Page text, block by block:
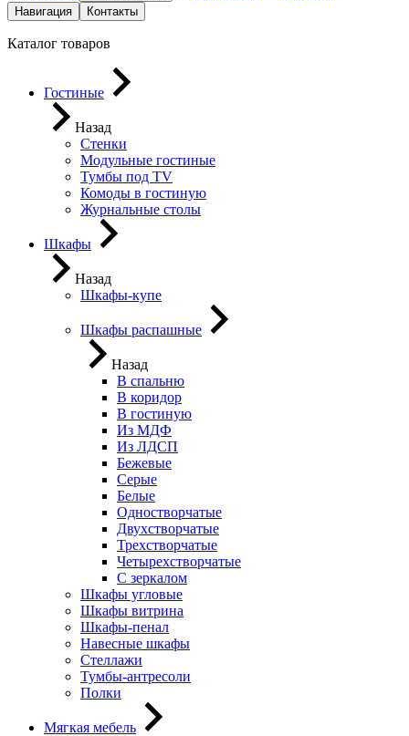
Навигация Контакты
Каталог товаров
Гостиные
Назад
Стенки
Модульные гостиные
Тумбы под ТV
Комоды в гостиную
Журнальные столы
Шкафы
Назад
Шкафы-купе
Шкафы распашные
Назад
В спальню
В коридор
В гостиную
Из МДФ
Из ЛДСП
Бежевые
Серые
Белые
Одностворчатые
Двухстворчатые
Трехстворчатые
Четырехстворчатые
С зеркалом
Шкафы угловые
Шкафы витрина
Шкафы-пенал
Навесные шкафы
Стеллажи
Тумбы-антресоли
Полки
Мягкая мебель